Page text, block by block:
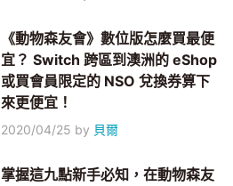
《動物森友會》數位版怎麼買最便
宜？ Switch 跨區到澳洲的 eShop
或買會員限定的 NSO 兌換券算下
來更便宜！
2020/04/25 by 貝爾
掌握這九點新手必知，在動物森友